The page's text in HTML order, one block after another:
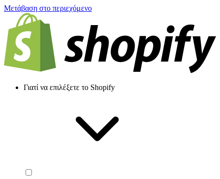
Μετάβαση στο περιεχόμενο
Γιατί να επιλέξετε το Shopify